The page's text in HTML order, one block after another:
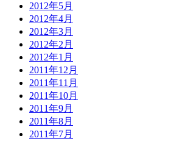
2012年5月
2012年4月
2012年3月
2012年2月
2012年1月
2011年12月
2011年11月
2011年10月
2011年9月
2011年8月
2011年7月